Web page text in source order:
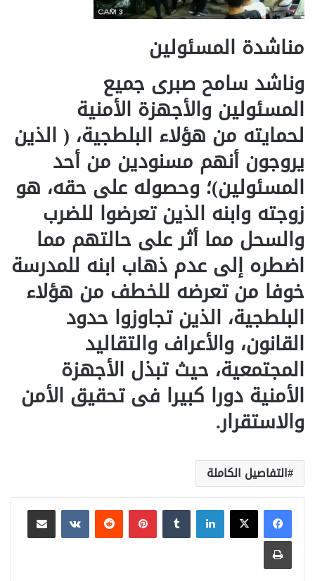
مناشدة المسئولين
وناشد سامح صبرى جميع
المسئولين والأجهزة الأمنية
لحمايته من هؤلاء البلطجية، ( الذين
يروجون أنهم مسنودين من أحد
المسئولين)؛ وحصوله على حقه، هو
زوجته وابنه الذين تعرضوا للضرب
والسحل مما أثر على حالتهم مما
اضطره إلى عدم ذهاب ابنه للمدرسة
خوفا من تعرضه للخطف من هؤلاء
البلطجية، الذين تجاوزوا حدود
القانون، والأعراف والتقاليد
المجتمعية، حيث تبذل الأجهزة
الأمنية دورا كبيرا فى تحقيق الأمن
والاستقرار.
التفاصيل الكاملة
لينكدإن بينتيريست
مشاركة عبر البريد
طباعة